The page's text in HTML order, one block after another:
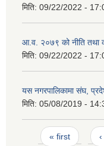
मिति: 09/22/2022 -
आ.व. २०७९ को नीति तथा
मिति: 09/22/2022 -
यस नगरपालिकामा संघ,
मिति: 05/08/2019 -
Pages
« first